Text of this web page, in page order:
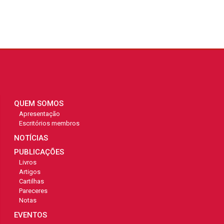
QUEM SOMOS
Apresentação
Escritórios membros
NOTÍCIAS
PUBLICAÇÕES
Livros
Artigos
Cartilhas
Pareceres
Notas
EVENTOS